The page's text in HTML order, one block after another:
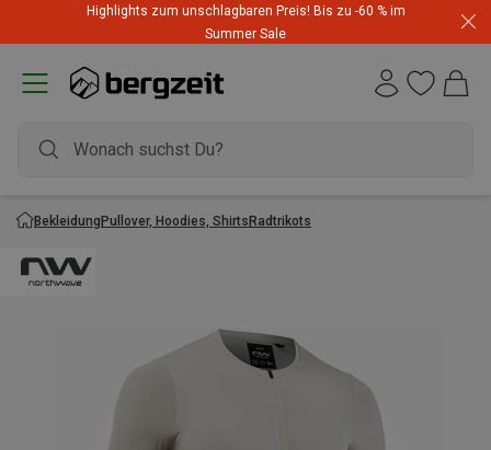
Highlights zum unschlagbaren Preis! Bis zu -60 % im
Summer Sale
BekleidungPullover, Hoodies, ShirtsRadtrikots